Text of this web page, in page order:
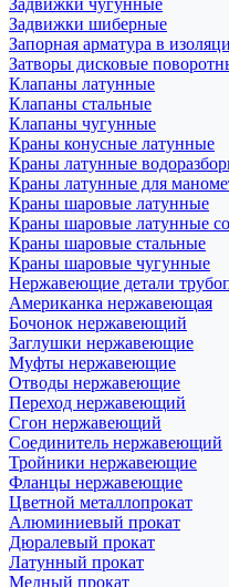
Задвижки чугунные
Задвижки шиберные
Запорная арматура в
Затворы дисковые
Клапаны латунные
Клапаны стальные
Клапаны чугунные
Краны конусные латунные
Краны латунные
Краны латунные для
Краны шаровые латунные
Краны шаровые латунные
Краны шаровые стальные
Краны шаровые чугунные
Нержавеющие детали
Американка нержавеющая
Бочонок нержавеющий
Заглушки нержавеющие
Муфты нержавеющие
Отводы нержавеющие
Переход нержавеющий
Сгон нержавеющий
Соединитель нержавеющий
Тройники нержавеющие
Фланцы нержавеющие
Цветной металлопрокат
Алюминиевый прокат
Дюралевый прокат
Латунный прокат
Медный прокат